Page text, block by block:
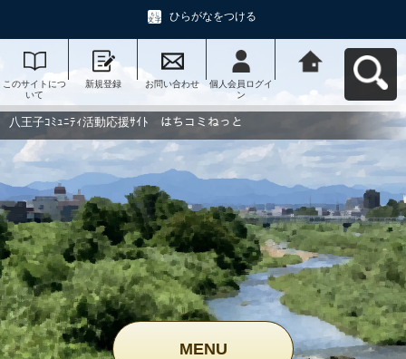
ひらがなをつける
このサイトにつ
いて
新規登録 お問い合わせ
個人会員ログイ
ン
動応援ｻｲﾄ はち
コミねっとへ戻
八王子ｺﾐｭﾆﾃｨ活動応援ｻｲﾄ はちコミねっと
MENU